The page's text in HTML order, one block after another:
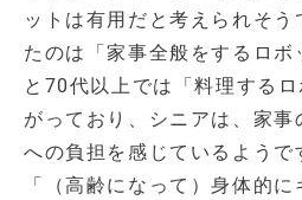
ットは有用だと考えられそう
たのは「家事全般をするロ
と70代以上では「料理する
がっており、シニアは、家事
への負担を感じているようで
「（高齢になって）身体的